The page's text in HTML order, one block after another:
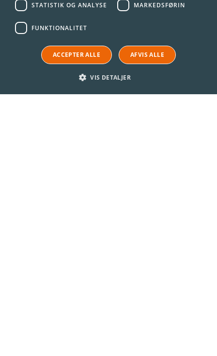
STATISTIK OG ANALYSE MARKEDSFØRIN
FUNKTIONALITET
ACCEPTER ALLE AFVIS ALLE
VIS DETALJER